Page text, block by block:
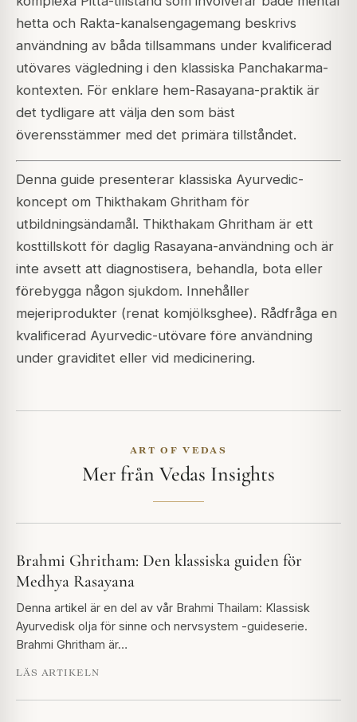
hetta och Rakta-kanalsengagemang beskrivs
användning av båda tillsammans under kvalificerad
utövares vägledning i den klassiska Panchakarma-
kontexten. För enklare hem-Rasayana-praktik är
det tydligare att välja den som bäst
överensstämmer med det primära tillståndet.
Denna guide presenterar klassiska Ayurvedic-
koncept om Thikthakam Ghritham för
utbildningsändamål. Thikthakam Ghritham är ett
kosttillskott för daglig Rasayana-användning och är
inte avsett att diagnostisera, behandla, bota eller
förebygga någon sjukdom. Innehåller
mejeriprodukter (renat komjölksghee). Rådfråga en
kvalificerad Ayurvedic-utövare före användning
under graviditet eller vid medicinering.
ART OF VEDAS
Mer från Vedas Insights
Brahmi Ghritham: Den klassiska guiden för
Medhya Rasayana
Denna artikel är en del av vår Brahmi Thailam: Klassisk
Ayurvedisk olja för sinne och nervsystem -guideserie.
Brahmi Ghritham är…
LÄS ARTIKELN